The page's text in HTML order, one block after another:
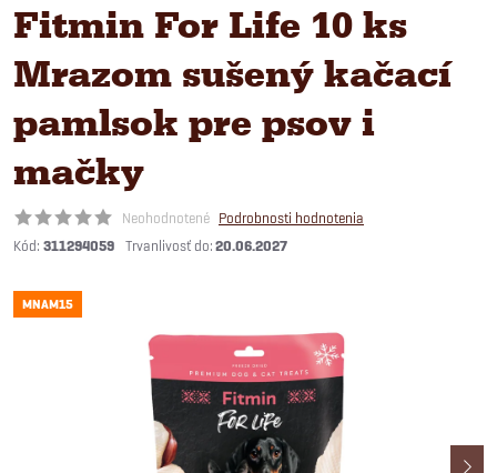
Fitmin For Life 10 ks
Mrazom sušený kačací
pamlsok pre psov i
mačky
Neohodnotené Podrobnosti hodnotenia
Kód: 311294059 20.06.2027
MNAM15